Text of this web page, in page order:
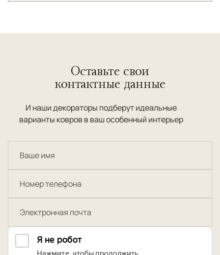
Оставьте свои
контактные данные
И наши декораторы подберут идеальные
варианты ковров в ваш особенный интерьер